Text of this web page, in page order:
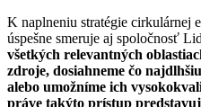
K naplneniu stratégie cirkulárnej
úspešne smeruje aj spoločnosť
všetkých relevantných
zdroje, dosiahneme čo
alebo umožníme ich
práve takýto prístup